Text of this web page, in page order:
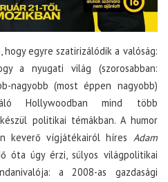
egyre szatirizálódik a valóság:
a nyugati világ (szorosabban:
nagyobb (most éppen nagyobb)
Hollywoodban mind több
politikai témákban. A humor
keverő vígjátékairól híres Adam
óta úgy érzi, súlyos világpolitikai
a 2008-as gazdasági